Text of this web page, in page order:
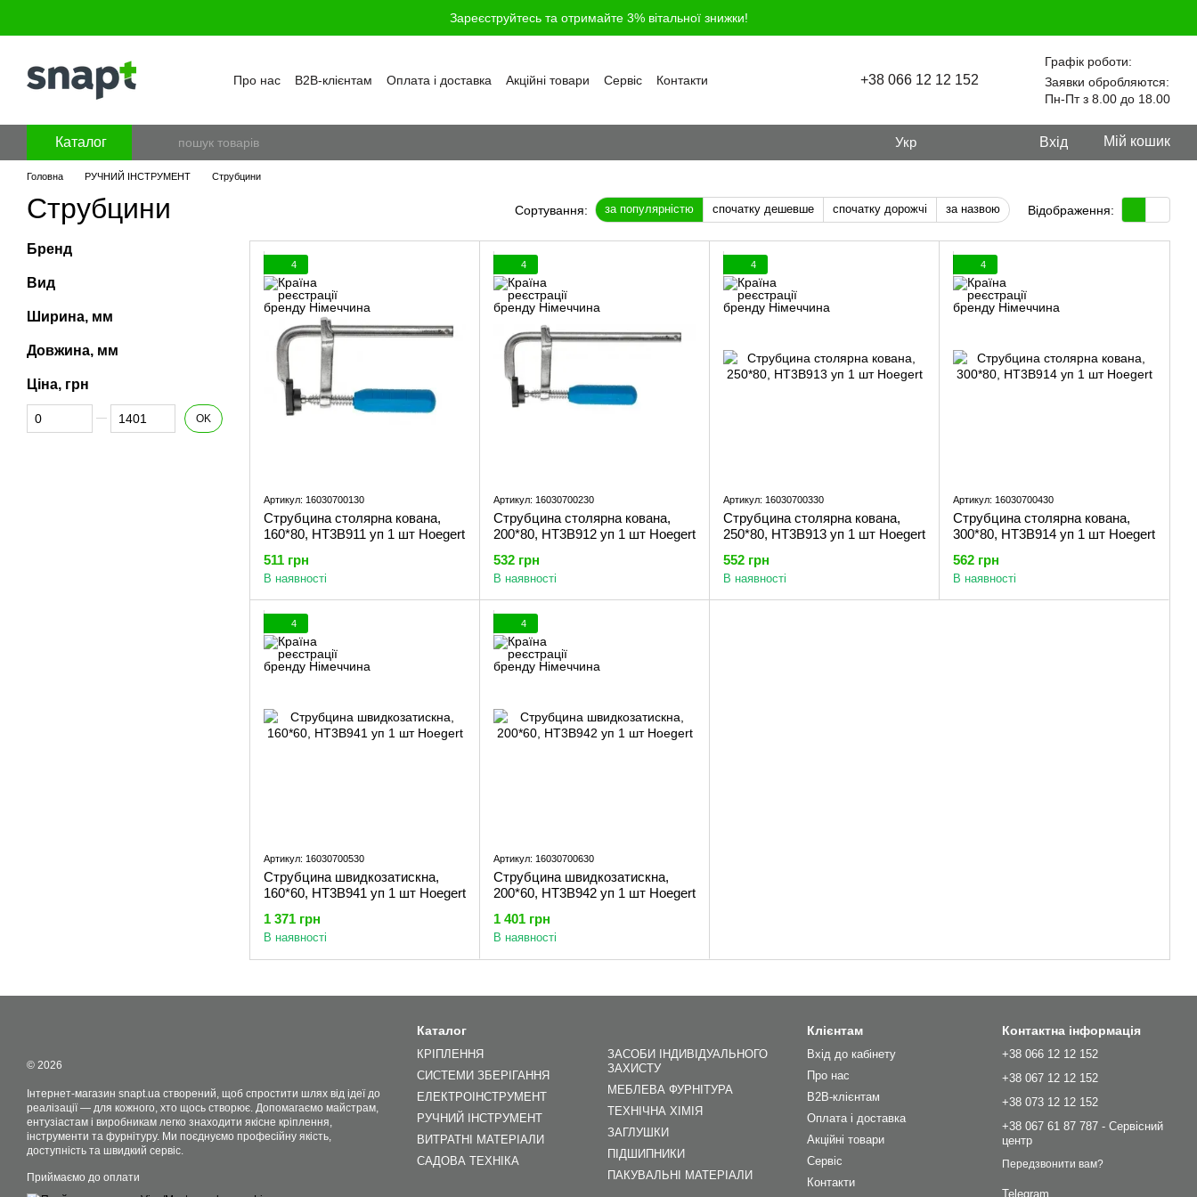
Зареєструйтесь та отримайте 3% вітальної знижки!
Про нас B2B-клієнтам Оплата і доставка Акційні товари Сервіс
Контакти
+38 066 12 12 152
Графік роботи:
Заявки обробляются:
Пн-Пт з 8.00 до 18.00
Каталог Укр Вхід Мій кошик
Головна РУЧНИЙ ІНСТРУМЕНТ Струбцини
Струбцини Сортування: за популярністю спочатку дешевше спочатку дорожчі за назвою Відображення:
4
Артикул: 16030700130
Струбцина столярна кована,
160*80, HT3B911 уп 1 шт Hoegert
511 грн
В наявності
4
Артикул: 16030700230
Струбцина столярна кована,
200*80, HT3B912 уп 1 шт Hoegert
532 грн
В наявності
4
Артикул: 16030700330
Струбцина столярна кована,
250*80, HT3B913 уп 1 шт Hoegert
552 грн
В наявності
4
Артикул: 16030700430
Струбцина столярна кована,
300*80, HT3B914 уп 1 шт Hoegert
562 грн
В наявності
4
Артикул: 16030700530
Струбцина швидкозатискна,
160*60, HT3B941 уп 1 шт Hoegert
1 371 грн
В наявності
4
Артикул: 16030700630
Струбцина швидкозатискна,
200*60, HT3B942 уп 1 шт Hoegert
1 401 грн
В наявності
Бренд
Вид
Ширина, мм
Довжина, мм
Ціна, грн
Від Ціна, грн
До Ціна, грн OK
© 2026
Інтернет-магазин snapt.ua створений, щоб спростити шлях від ідеї до
реалізації — для кожного, хто щось створює. Допомагаємо майстрам,
ентузіастам і виробникам легко знаходити якісне кріплення,
інструменти та фурнітуру. Ми поєднуємо професійну якість,
доступність та швидкий сервіс.
Приймаємо до оплати
Каталог
КРІПЛЕННЯ
СИСТЕМИ ЗБЕРІГАННЯ
ЕЛЕКТРОІНСТРУМЕНТ
РУЧНИЙ ІНСТРУМЕНТ
ВИТРАТНІ МАТЕРІАЛИ
САДОВА ТЕХНІКА
ЗАСОБИ ІНДИВІДУАЛЬНОГО
ЗАХИСТУ
МЕБЛЕВА ФУРНІТУРА
ТЕХНІЧНА ХІМІЯ
ЗАГЛУШКИ
ПІДШИПНИКИ
ПАКУВАЛЬНІ МАТЕРІАЛИ
Клієнтам
Вхід до кабінету
Про нас
B2B-клієнтам
Оплата і доставка
Акційні товари
Сервіс
Контакти
Контактна інформація
+38 066 12 12 152
+38 067 12 12 152
+38 073 12 12 152
+38 067 61 87 787 - Сервісний
центр
Передзвонити вам?
Telegram